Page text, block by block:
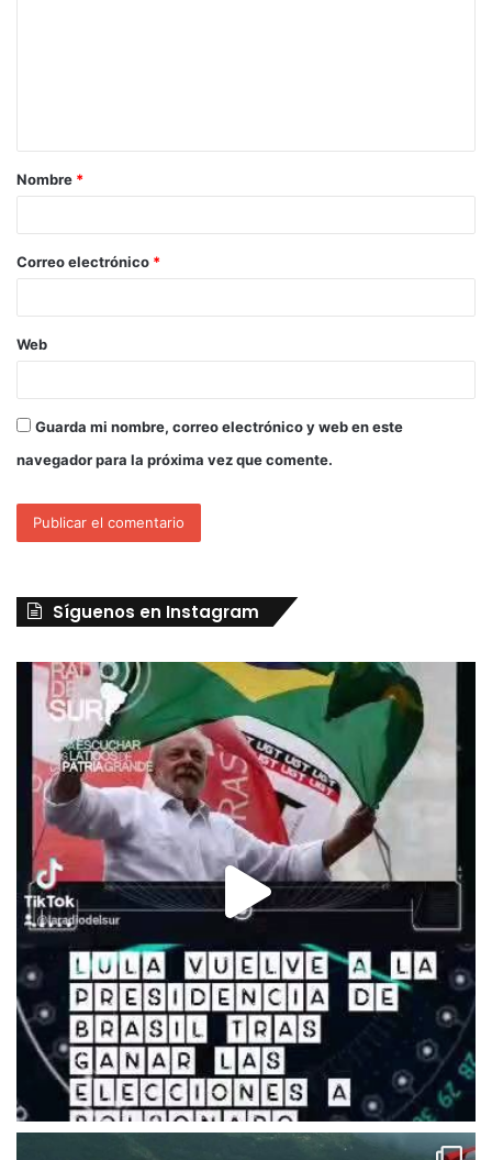
Nombre *
Correo electrónico *
Web
Guarda mi nombre, correo electrónico y web en este
navegador para la próxima vez que comente.
Síguenos en Instagram